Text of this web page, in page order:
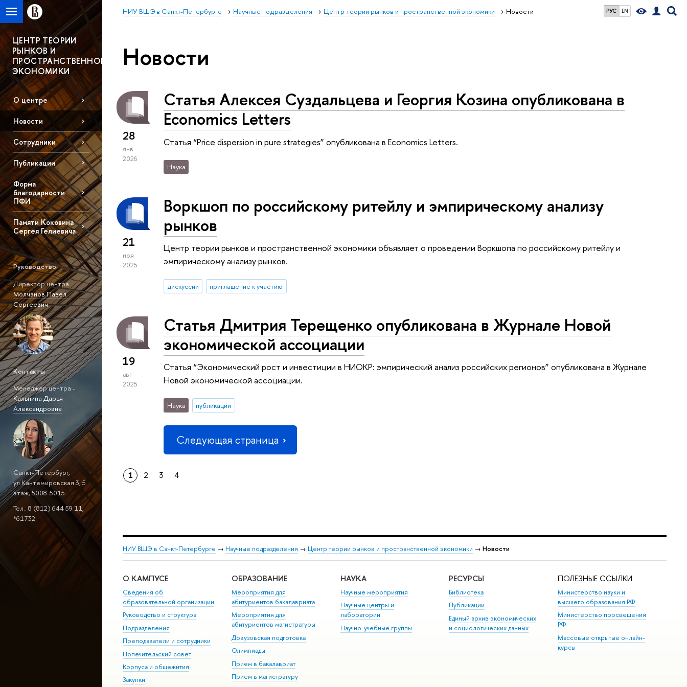
РУС EN
НИУ ВШЭ в Санкт-Петербурге Научные подразделения Центр теории рынков и пространственной экономики Новости
ЦЕНТР ТЕОРИИ
РЫНКОВ И
ПРОСТРАНСТВЕННОЙ
ЭКОНОМИКИ
О центре
Новости
Сотрудники
Публикации
Форма
благодарности
ПФИ
Памяти Коковина
Сергея Гелиевича
Руководство
Директор центра -
Молчанов Павел
Сергеевич
Контакты
Менеджер центра -
Кальнина Дарья
Александровна
Санкт-Петербург,
ул.Кантемировская 3, 5
этаж, 5008-5015
Тел.: 8 (812) 644 59 11,
*61732
Новости
28
янв
2026
Статья Алексея Суздальцева и Георгия Козина опубликована в
Economics Letters
Статья “Price dispersion in pure strategies” опубликована в Economics Letters.
Наука
21
ноя
2025
Воркшоп по российскому ритейлу и эмпирическому анализу
рынков
Центр теории рынков и пространственной экономики объявляет о проведении Воркшопа по российскому ритейлу и
эмпирическому анализу рынков.
дискуссии приглашение к участию
19
авг
2025
Статья Дмитрия Терещенко опубликована в Журнале Новой
экономической ассоциации
Статья “Экономический рост и инвестиции в НИОКР: эмпирический анализ российских регионов” опубликована в Журнале
Новой экономической ассоциации.
Наука публикации
Следующая страница
1 2 3 4
НИУ ВШЭ в Санкт-Петербурге → Научные подразделения → Центр теории рынков и пространственной экономики → Новости
О КАМПУСЕ
Сведения об
образовательной организации
Руководство и структура
Подразделения
Преподаватели и сотрудники
Попечительский совет
Корпуса и общежития
Закупки
ОБРАЗОВАНИЕ
Мероприятия для
абитуриентов бакалавриата
Мероприятия для
абитуриентов магистратуры
Довузовская подготовка
Олимпиады
Прием в бакалавриат
Прием в магистратуру
НАУКА
Научные мероприятия
Научные центры и
лаборатории
Научно-учебные группы
РЕСУРСЫ
Библиотека
Публикации
Единый архив экономических
и социологических данных
ПОЛЕЗНЫЕ ССЫЛКИ
Министерство науки и
высшего образования РФ
Министерство просвещения
РФ
Массовые открытые онлайн-
курсы